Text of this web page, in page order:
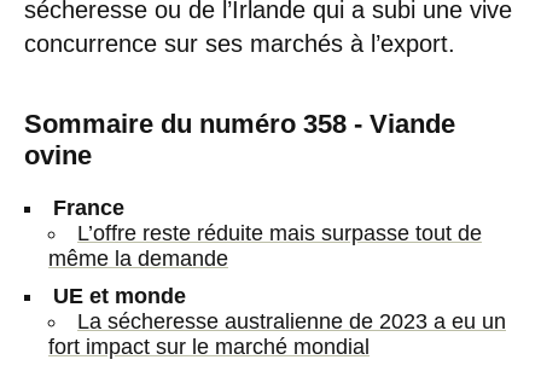
sécheresse ou de l’Irlande qui a subi une vive
concurrence sur ses marchés à l’export.
Sommaire du numéro 358 - Viande
ovine
France
L’offre reste réduite mais surpasse tout de
même la demande
UE et monde
La sécheresse australienne de 2023 a eu un
fort impact sur le marché mondial